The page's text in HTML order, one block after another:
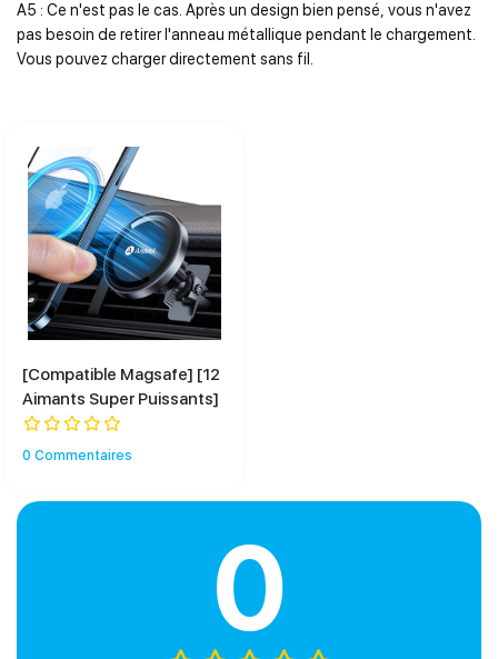
A5 : Ce n'est pas le cas. Après un design bien pensé, vous n'avez
pas besoin de retirer l'anneau métallique pendant le chargement.
Vous pouvez charger directement sans fil.
[Compatible Magsafe] [12
Aimants Super Puissants]
0 Commentaires
0